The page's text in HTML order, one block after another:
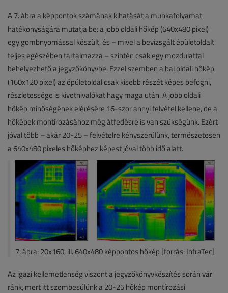
A 7. ábra a képpontok számának kihatását a munkafolyamat
hatékonyságára mutatja be: a jobb oldali hőkép (640x480 pixel)
egy gombnyomással készült, és – mivel a bevizsgált épületoldalt
teljes egészében tartalmazza – szintén csak egy mozdulattal
behelyezhető a jegyzőkönyvbe. Ezzel szemben a bal oldali hőkép
(160x120 pixel) az épületoldal csak kisebb részét képes befogni,
részletessége is kivetnivalókat hagy maga után. A jobb oldali
hőkép minőségének elérésére 16-szor annyi felvétel kellene, de a
hőképek montírozásához még átfedésre is van szükségünk. Ezért
jóval több – akár 20-25 – felvételre kényszerülünk, természetesen
a 640x480 pixeles hőképhez képest jóval több idő alatt.
7. ábra: 20x160, ill. 640x480 képpontos hőkép [forrás: InfraTec]
Az igazi kellemetlenség viszont a jegyzőkönyvkészítés során vár
ránk, mert itt szembesülünk a 20-25 hőkép montírozási